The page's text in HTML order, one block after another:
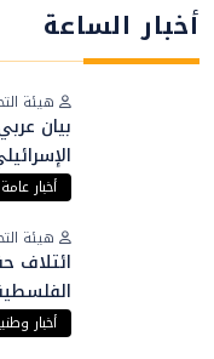
أخبار الساعة
هيئة
بيان
أخبار عامة
هيئة
ائتلاف
أخبار